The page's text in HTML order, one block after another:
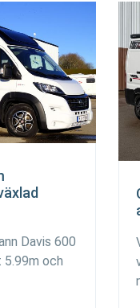
Davis 600
5.99m och